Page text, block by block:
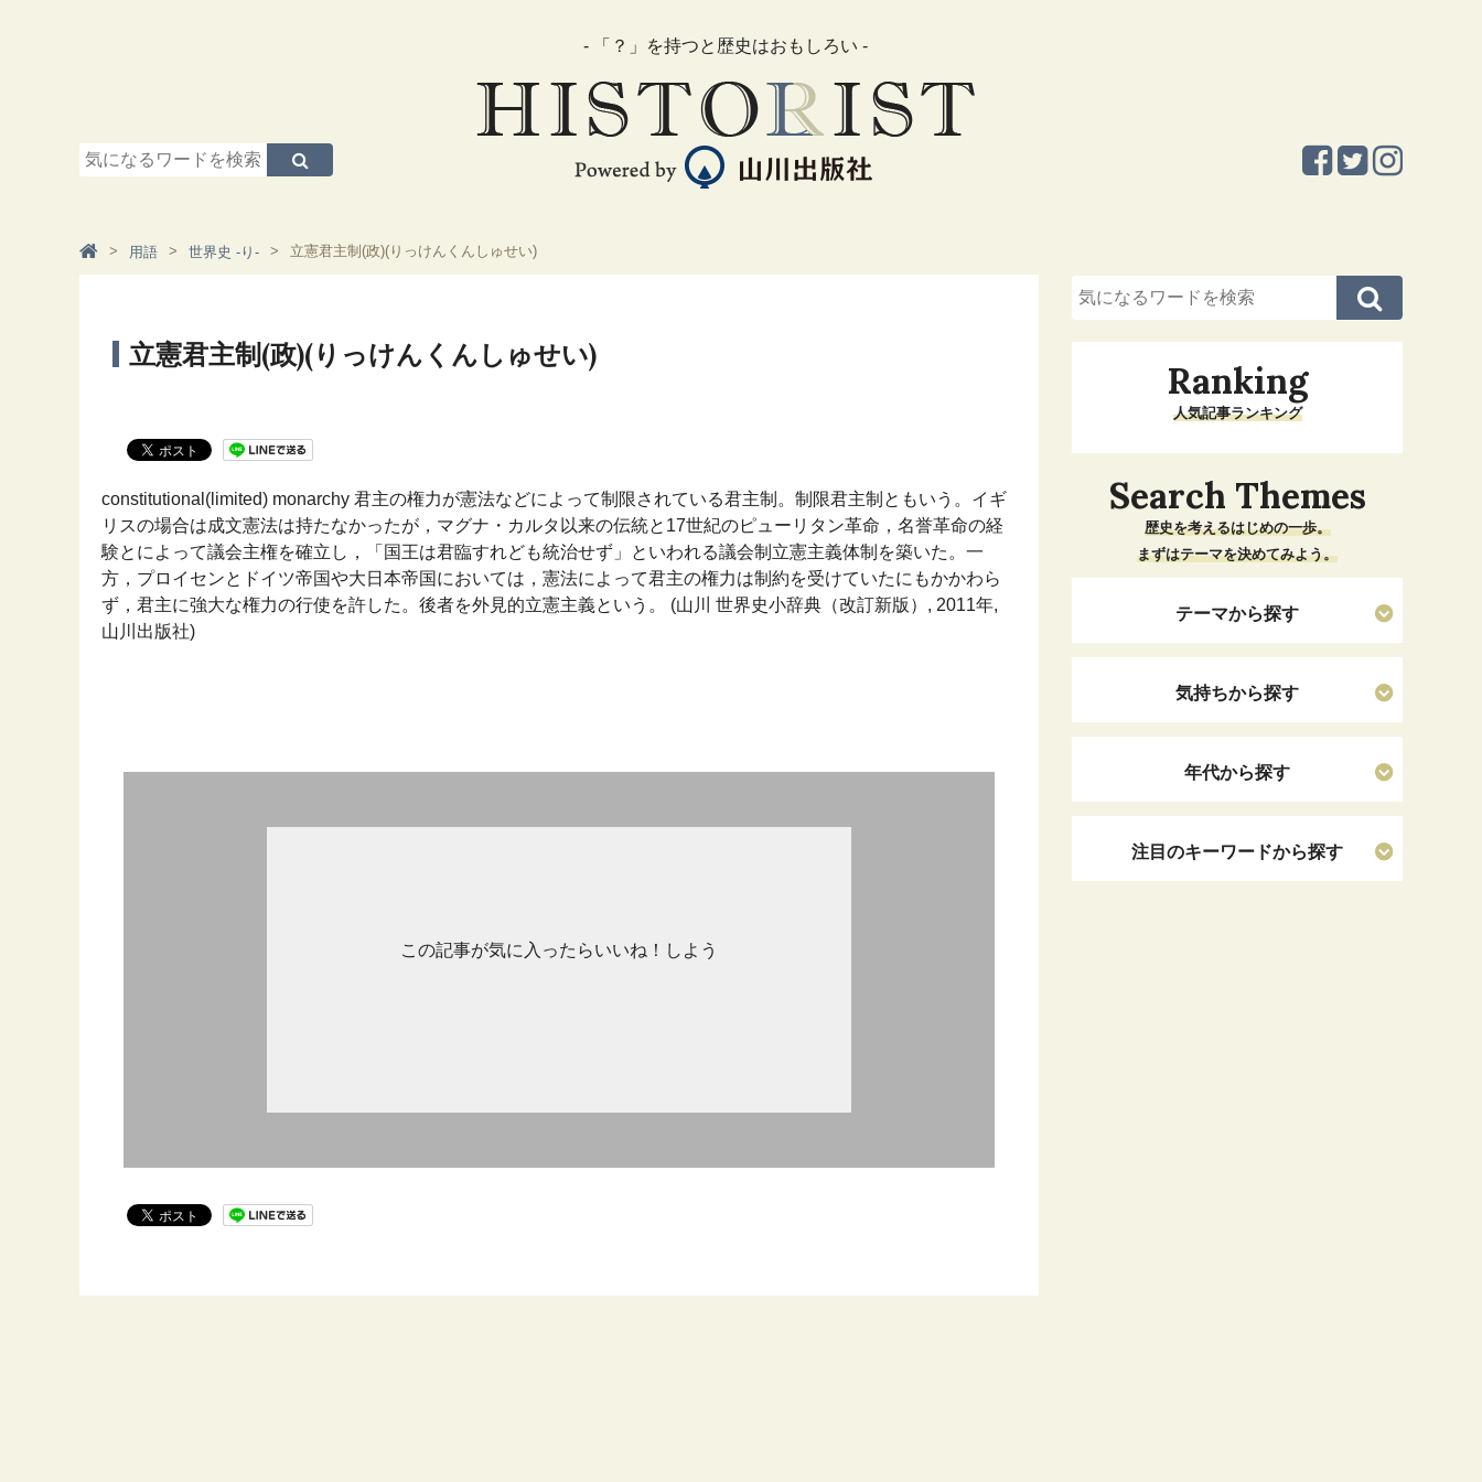
- 「？」を持つと歴史はおもしろい -
用語 世界史 -り- 立憲君主制(政)(りっけんくんしゅせい)
立憲君主制(政)(りっけんくんしゅせい)
constitutional(limited) monarchy 君主の権力が憲法などによって制限されている君主制。制限君主制ともいう。イギ
リスの場合は成文憲法は持たなかったが，マグナ・カルタ以来の伝統と17世紀のピューリタン革命，名誉革命の経
験とによって議会主権を確立し，「国王は君臨すれども統治せず」といわれる議会制立憲主義体制を築いた。一
方，プロイセンとドイツ帝国や大日本帝国においては，憲法によって君主の権力は制約を受けていたにもかかわら
ず，君主に強大な権力の行使を許した。後者を外見的立憲主義という。 (山川 世界史小辞典（改訂新版）, 2011年,
山川出版社)
この記事が気に入ったらいいね！しよう
Ranking
人気記事ランキング
Search Themes
歴史を考えるはじめの一歩。
まずはテーマを決めてみよう。
テーマから探す
気持ちから探す
年代から探す
注目のキーワードから探す